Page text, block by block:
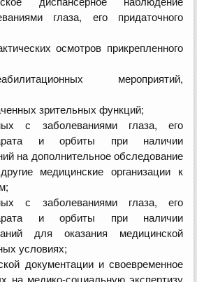
глаза, его придаточного
осмотров прикрепленного
мероприятий,
зрительных функций;
с заболеваниями глаза, его
и орбиты при наличии
на дополнительное обследование
медицинские организации к
с заболеваниями глаза, его
и орбиты при наличии
для оказания медицинской
условиях;
документации и своевременное
на медико-социальную экспертизу